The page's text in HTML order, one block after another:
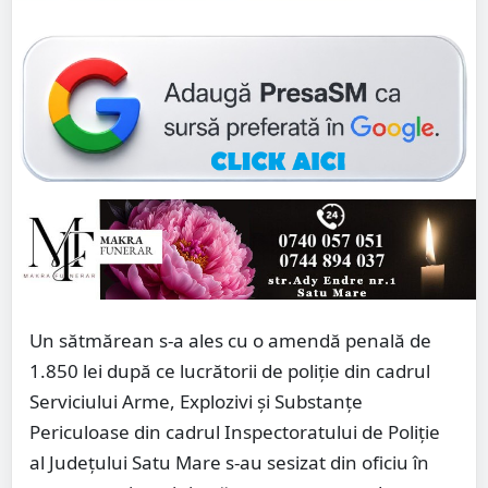
Un sătmărean s-a ales cu o amendă penală de
1.850 lei după ce lucrătorii de poliţie din cadrul
Serviciului Arme, Explozivi şi Substanţe
Periculoase din cadrul Inspectoratului de Poliție
al Județului Satu Mare s-au sesizat din oficiu în